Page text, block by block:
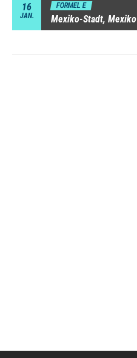
16
JAN.
FORMEL E
Mexiko-Stadt, Mexiko